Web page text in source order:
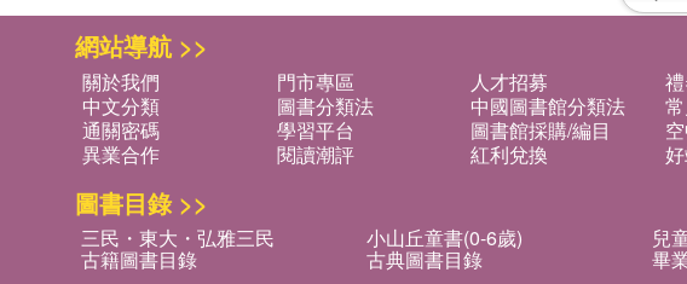
網站導航 >>
關於我們 門市專區 人才招募
中文分類
圖書分類法 中國圖書館分類法
通關密碼
學習平台 圖書館採購/編目
異業合作
閱讀潮評 紅利兌換
圖書目錄 >>
三民・東大・弘雅三民 小山丘童書(0-6歲) 兒
古籍圖書目錄 古典圖書目錄 畢